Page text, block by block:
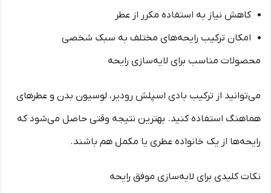
کاهش نیاز به استفاده مکرر از عطر
امکان ترکیب رایحه‌های مختلف به سبک شخصی
محصولات مناسب برای لایه‌سازی رایحه
می‌توانید از ترکیب بادی اسپلش رودیر، لوسیون بدن و عطرهای
هماهنگ استفاده کنید. بهترین نتیجه وقتی حاصل می‌شود که
رایحه‌ها از یک خانواده عطری یا مکمل هم باشند.
نکات کلیدی برای لایه‌سازی موفق رایحه